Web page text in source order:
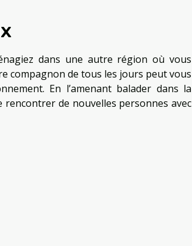
dans une autre région où vous
compagnon de tous les jours peut vous
En l’amenant balader dans la
de nouvelles personnes avec